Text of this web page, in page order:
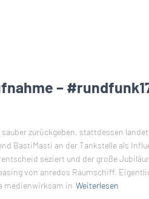
–
zurückgeben, stattdessen
BastiMasti an der Tankstelle als
seziert und der große
von anredos Raumschiff.
medienwirksam in Weiterlesen